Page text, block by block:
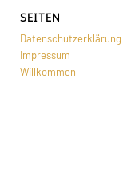
SEITEN
Datenschutzerklärung
Impressum
Willkommen